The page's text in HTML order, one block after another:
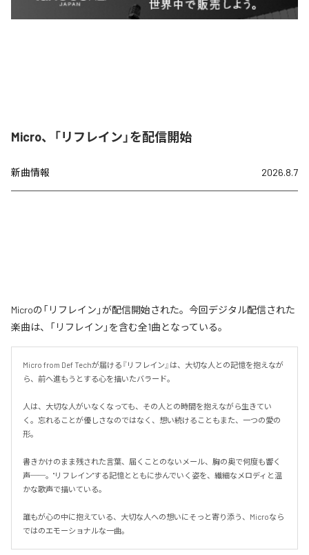
Micro、「リフレイン」を配信開始
新曲情報 2026.8.7
Microの「リフレイン」が配信開始された。今回デジタル配信された
楽曲は、「リフレイン」を含む全1曲となっている。
Micro from Def Techが届ける『リフレイン』は、大切な人との記憶を抱えなが
ら、前へ進もうとする心を描いたバラード。
人は、大切な人がいなくなっても、その人との時間を抱えながら生きてい
く。忘れることが優しさなのではなく、想い続けることもまた、一つの愛の
形。
書きかけのまま残された言葉、届くことのないメール、胸の奥で何度も響く
声──。"リフレイン"する記憶とともに歩んでいく姿を、繊細なメロディと温
かな歌声で描いている。
誰もが心の中に抱えている、大切な人への想いにそっと寄り添う、Microなら
ではのエモーショナルな一曲。